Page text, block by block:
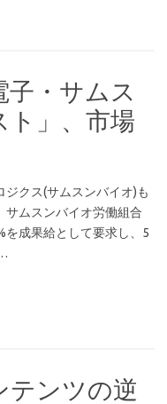
子・サムス
ト」、市場
クス(サムスンバイオ)も
サムスンバイオ労働組合
を成果給として要求し、5
テンツの逆